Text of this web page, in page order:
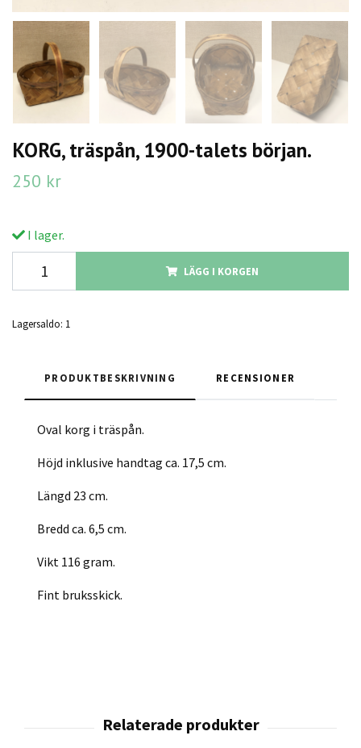
KORG, träspån, 1900-talets början.
250 kr
I lager.
LÄGG I KORGEN
Lagersaldo: 1
PRODUKTBESKRIVNING RECENSIONER
Oval korg i träspån.
Höjd inklusive handtag ca. 17,5 cm.
Längd 23 cm.
Bredd ca. 6,5 cm.
Vikt 116 gram.
Fint bruksskick.